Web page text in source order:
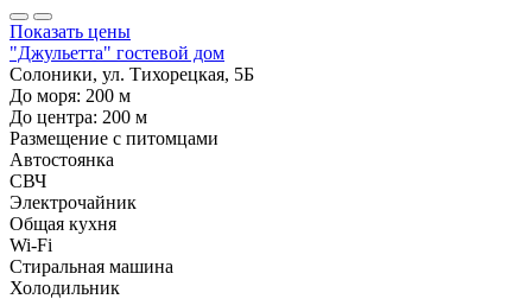
Показать цены
"Джульетта" гостевой дом
Солоники, ул. Тихорецкая, 5Б
До моря: 200 м
До центра: 200 м
Размещение с питомцами
Автостоянка
СВЧ
Электрочайник
Общая кухня
Wi-Fi
Стиральная машина
Холодильник